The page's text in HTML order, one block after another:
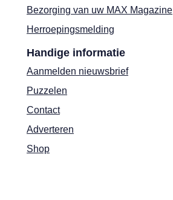
Bezorging van uw MAX Magazine
Herroepingsmelding
Handige informatie
Aanmelden nieuwsbrief
Puzzelen
Contact
Adverteren
Shop